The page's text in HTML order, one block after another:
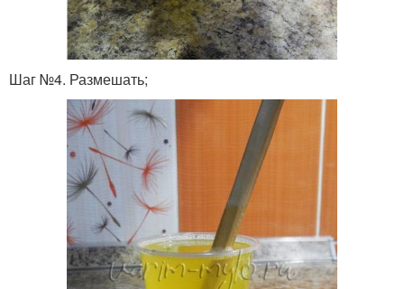
Шаг №4. Размешать;